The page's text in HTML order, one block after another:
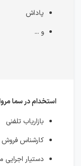
پاداش
و ...
استخدام در سما
بازاریاب تلفنی
کارشناس فروش
دستیار اجرایی